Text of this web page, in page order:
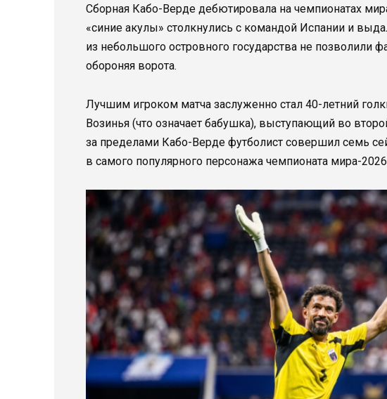
Сборная Кабо-Верде дебютировала на чемпионатах
«синие акулы» столкнулись с командой Испании и
из небольшого островного государства не позволили
обороняя ворота.
Лучшим игроком матча заслуженно стал 40-летний
Возинья (что означает бабушка), выступающий во
за пределами Кабо-Верде футболист совершил семь
в самого популярного персонажа чемпионата мира-